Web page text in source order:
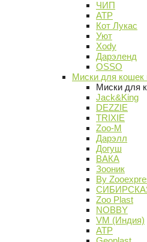
ЧИП
АТР
Кот Лукас
Уют
Xody
Дарэленд
OSSO
Миски для кошек
Миски для
Jack&King
DEZZIE
TRIXIE
Zoo-M
Дарэлл
Догуш
ВАКА
Зооник
By
Zoo Plast
NOBBY
VM (Индия)
АТР